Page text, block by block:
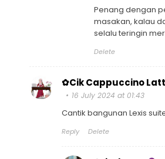
Penang dengan
masakan, kalau
selalu teringin
Delete
✿Cik Cappuccino
16 July 2024 at 01:43
Cantik bangunan Lexis
Reply Delete